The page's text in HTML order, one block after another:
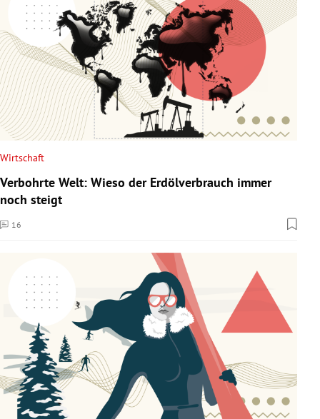
Wirtschaft
Verbohrte Welt: Wieso der Erdölverbrauch immer
noch steigt
16
Kommentare